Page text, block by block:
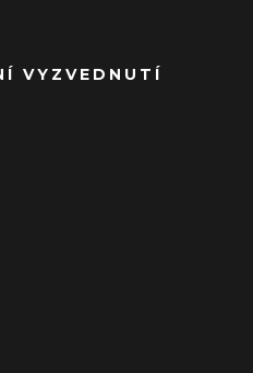
VYZVEDNUTÍ